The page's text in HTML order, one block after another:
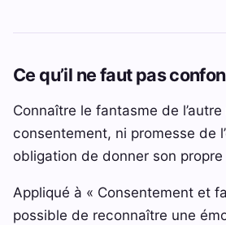
Ce qu’il ne faut pas
Connaître le fantasme de
consentement, ni promesse de
obligation de donner son propre
Appliqué à « Consentement et
possible de reconnaître une